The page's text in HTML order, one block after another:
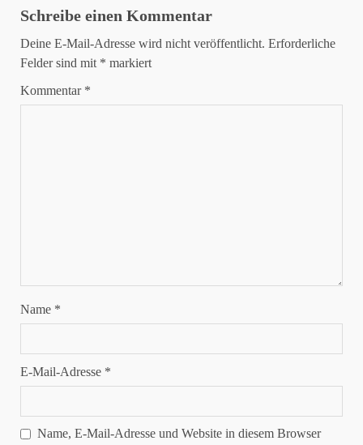
Schreibe einen Kommentar
Deine E-Mail-Adresse wird nicht veröffentlicht. Erforderliche
Felder sind mit * markiert
Kommentar *
Name *
E-Mail-Adresse *
Name, E-Mail-Adresse und Website in diesem Browser